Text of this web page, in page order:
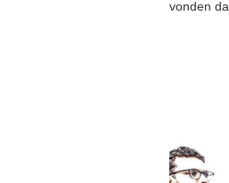
vonden